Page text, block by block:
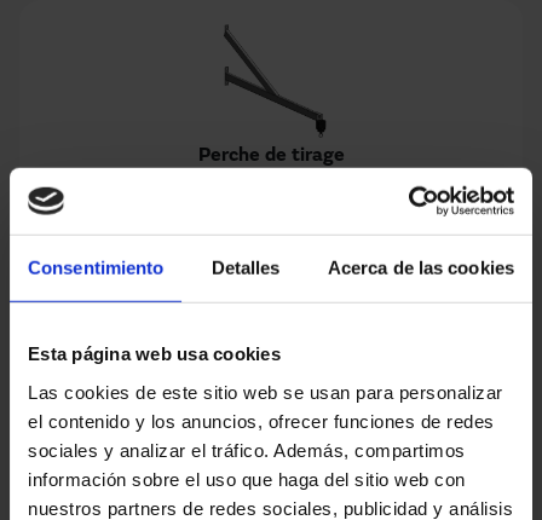
Consentimiento Detalles Acerca de las cookies
Esta página web usa cookies
Las cookies de este sitio web se usan para personalizar
el contenido y los anuncios, ofrecer funciones de redes
sociales y analizar el tráfico. Además, compartimos
información sobre el uso que haga del sitio web con
nuestros partners de redes sociales, publicidad y análisis
Perche de tirage
Senseur laser / lecteur optique